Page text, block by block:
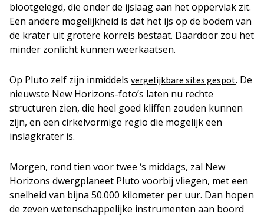
blootgelegd, die onder de ijslaag aan het oppervlak zit.
Een andere mogelijkheid is dat het ijs op de bodem van
de krater uit grotere korrels bestaat. Daardoor zou het
minder zonlicht kunnen weerkaatsen.
Op Pluto zelf zijn inmiddels vergelijkbare sites gespot. De
nieuwste New Horizons-foto’s laten nu rechte
structuren zien, die heel goed kliffen zouden kunnen
zijn, en een cirkelvormige regio die mogelijk een
inslagkrater is.
Morgen, rond tien voor twee ‘s middags, zal New
Horizons dwergplaneet Pluto voorbij vliegen, met een
snelheid van bijna 50.000 kilometer per uur. Dan hopen
de zeven wetenschappelijke instrumenten aan boord